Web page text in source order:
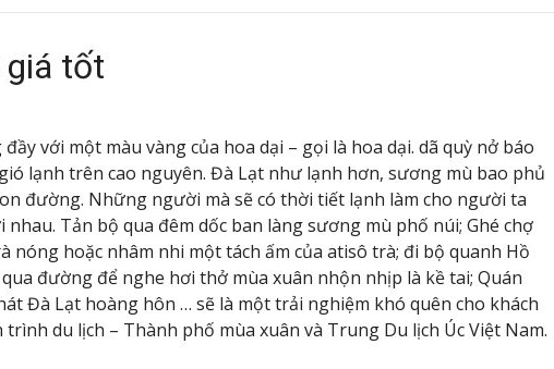
tốt
với một màu vàng của hoa dại – gọi là hoa dại. dã quỳ nở báo
lạnh trên cao nguyên. Đà Lạt như lạnh hơn, sương mù bao phủ
đường. Những người mà sẽ có thời tiết lạnh làm cho người ta
nhau. Tản bộ qua đêm dốc ban làng sương mù phố núi; Ghé chợ
hoặc nhâm nhi một tách ấm của atisô trà; đi bộ quanh Hồ
đường để nghe hơi thở mùa xuân nhộn nhịp là kề tai; Quán
Đà Lạt hoàng hôn … sẽ là một trải nghiệm khó quên cho khách
du lịch – Thành phố mùa xuân và Trung Du lịch Úc Việt Nam.